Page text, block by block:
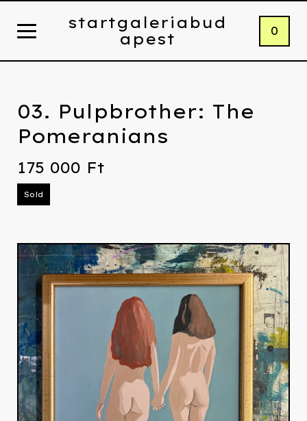
startgaleriabud
apest
0
03. Pulpbrother: The
Pomeranians
175 000 Ft
Sold